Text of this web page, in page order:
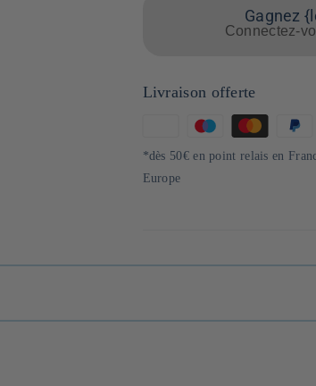
Gagnez
Connectez-
Livraison offerte
de
paiement
*dès 50€ en point relais en
Europe